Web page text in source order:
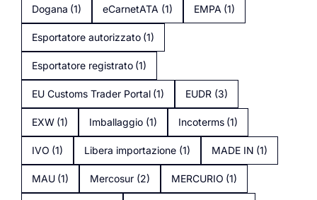
Dogana (1) eCarnetATA (1) EMPA (1)
Esportatore autorizzato (1)
Esportatore registrato (1)
EU Customs Trader Portal (1) EUDR (3)
EXW (1) Imballaggio (1) Incoterms (1)
IVO (1) Libera importazione (1) MADE IN (1)
MAU (1) Mercosur (2) MERCURIO (1)